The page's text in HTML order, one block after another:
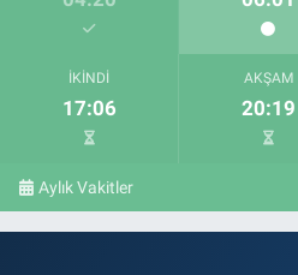
İKINDI
17:06
AKŞAM
20:19
Aylık Vakitler